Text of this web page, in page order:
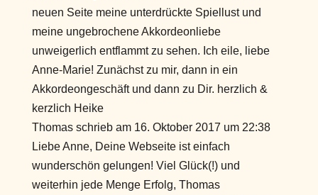
neuen Seite meine unterdrückte Spiellust und
meine ungebrochene Akkordeonliebe
unweigerlich entflammt zu sehen. Ich eile, liebe
Anne-Marie! Zunächst zu mir, dann in ein
Akkordeongeschäft und dann zu Dir. herzlich &
kerzlich Heike
Thomas schrieb am16. Oktober 2017 um 22:38
Liebe Anne, Deine Webseite ist einfach
wunderschön gelungen! Viel Glück(!) und
weiterhin jede Menge Erfolg, Thomas